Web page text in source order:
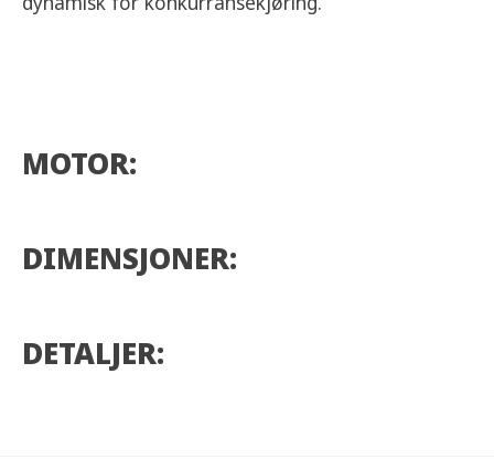
MOTOR:
DIMENSJONER:
DETALJER: